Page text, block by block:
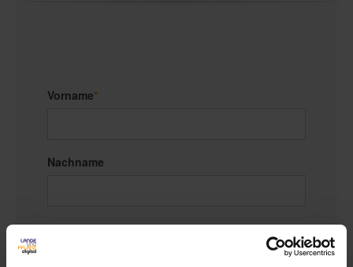
Vorname*
Nachname
E-Mail*